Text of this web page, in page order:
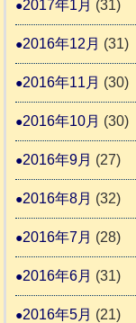
2017年1月 (31)
2016年12月 (31)
2016年11月 (30)
2016年10月 (30)
2016年9月 (27)
2016年8月 (32)
2016年7月 (28)
2016年6月 (31)
2016年5月 (21)